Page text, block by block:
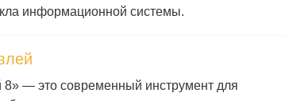
информационной системы.
8» — это современный инструмент для